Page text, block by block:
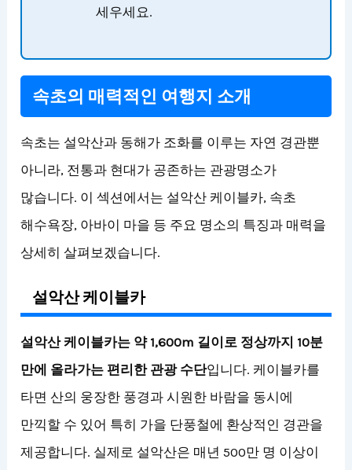
세우세요.
속초의 매력적인 여행지 소개
속초는 설악산과 동해가 조화를 이루는 자연 경관뿐
아니라, 전통과 현대가 공존하는 관광명소가
많습니다. 이 섹션에서는 설악산 케이블카, 속초
해수욕장, 아바이 마을 등 주요 명소의 특징과 매력을
상세히 살펴보겠습니다.
설악산 케이블카
설악산 케이블카는 약 1,600m 길이로 정상까지 10분
만에 올라가는 편리한 관광 수단입니다. 케이블카를
타면 산의 웅장한 풍경과 시원한 바람을 동시에
만끽할 수 있어 특히 가을 단풍철에 환상적인 경관을
제공합니다. 실제로 설악산은 매년 500만 명 이상이